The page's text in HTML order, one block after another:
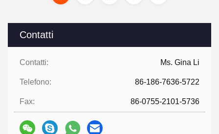
Contatti
Contatti: Ms. Gina Li
Telefono: 86-186-7636-5722
Fax: 86-0755-2101-5736